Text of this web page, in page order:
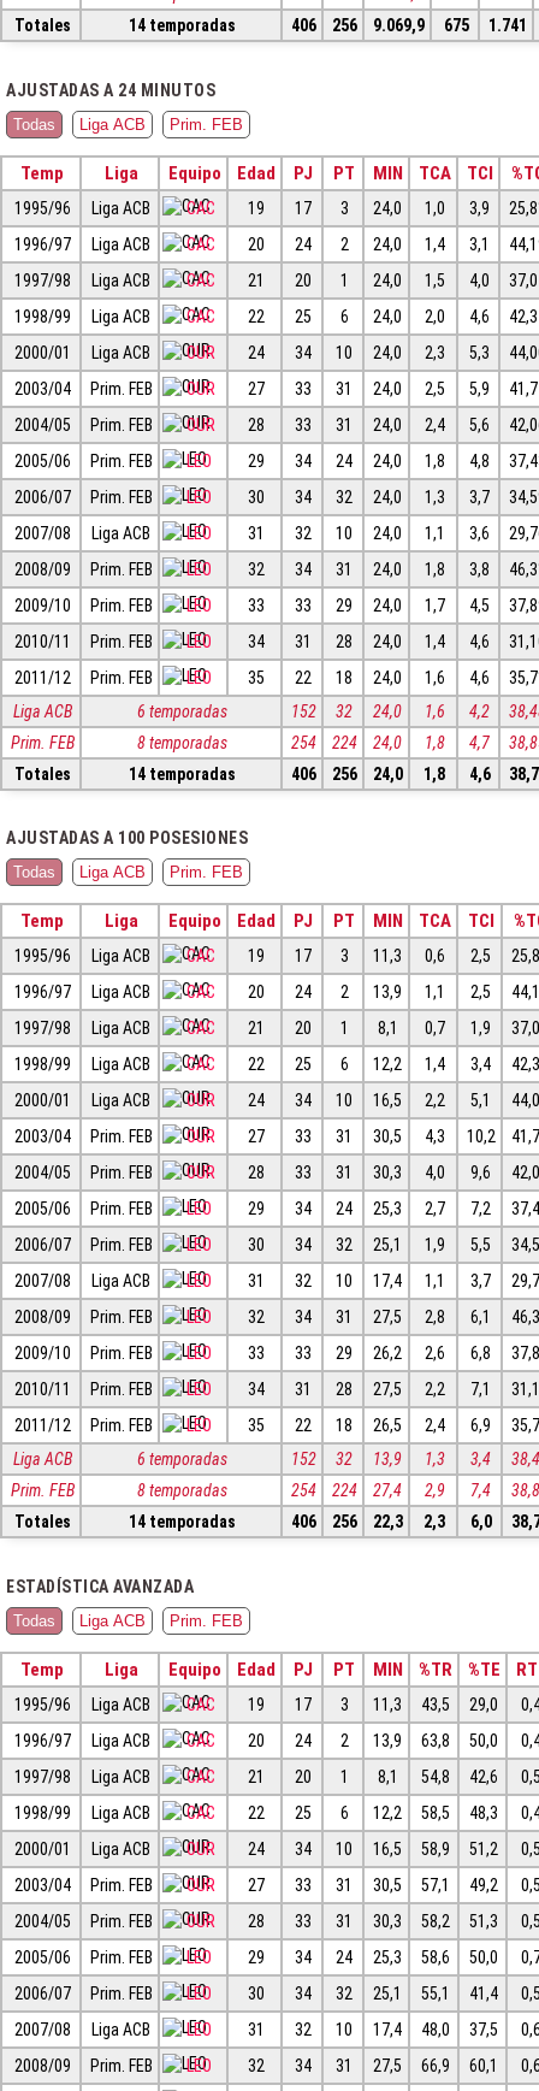
Totales
14 temporadas 406 256 9.069,9 675 1.741
AJUSTADAS A 24 MINUTOS
Todas Liga ACB Prim. FEB
Temp Liga Equipo Edad PJ PT MIN TCA TCI
1995/96 Liga ACB CAC 19 17 3 24,0 1,0 3,9
1996/97
Liga ACB CAC 20 24 2 24,0 1,4 3,1
1997/98
Liga ACB CAC 21 20 1 24,0 1,5 4,0
1998/99
Liga ACB CAC 22 25 6 24,0 2,0 4,6
2000/01
Liga ACB OUR 24 34 10 24,0 2,3 5,3
2003/04
Prim. FEB OUR 27 33 31 24,0 2,5 5,9
2004/05
Prim. FEB OUR 28 33 31 24,0 2,4 5,6
2005/06
Prim. FEB LEO 29 34 24 24,0 1,8 4,8
2006/07
Prim. FEB LEO 30 34 32 24,0 1,3 3,7
2007/08
Liga ACB LEO 31 32 10 24,0 1,1 3,6
2008/09
Prim. FEB LEO 32 34 31 24,0 1,8 3,8
2009/10
Prim. FEB LEO 33 33 29 24,0 1,7 4,5
2010/11
Prim. FEB LEO 34 31 28 24,0 1,4 4,6
2011/12
Prim. FEB LEO 35 22 18 24,0 1,6 4,6
Liga ACB
6 temporadas 152 32 24,0 1,6 4,2
Prim. FEB
8 temporadas 254 224 24,0 1,8 4,7
Totales
14 temporadas 406 256 24,0 1,8 4,6
AJUSTADAS A 100 POSESIONES
Todas Liga ACB Prim. FEB
Temp Liga Equipo Edad PJ PT MIN TCA TCI
1995/96 Liga ACB CAC 19 17 3 11,3 0,6 2,5
1996/97
Liga ACB CAC 20 24 2 13,9 1,1 2,5
1997/98
Liga ACB CAC 21 20 1 8,1 0,7 1,9
1998/99
Liga ACB CAC 22 25 6 12,2 1,4 3,4
2000/01
Liga ACB OUR 24 34 10 16,5 2,2 5,1
2003/04
Prim. FEB OUR 27 33 31 30,5 4,3 10,2
2004/05
Prim. FEB OUR 28 33 31 30,3 4,0 9,6
2005/06
Prim. FEB LEO 29 34 24 25,3 2,7 7,2
2006/07
Prim. FEB LEO 30 34 32 25,1 1,9 5,5
2007/08
Liga ACB LEO 31 32 10 17,4 1,1 3,7
2008/09
Prim. FEB LEO 32 34 31 27,5 2,8 6,1
2009/10
Prim. FEB LEO 33 33 29 26,2 2,6 6,8
2010/11
Prim. FEB LEO 34 31 28 27,5 2,2 7,1
2011/12
Prim. FEB LEO 35 22 18 26,5 2,4 6,9
Liga ACB
6 temporadas 152 32 13,9 1,3 3,4
Prim. FEB
8 temporadas 254 224 27,4 2,9 7,4
Totales
14 temporadas 406 256 22,3 2,3 6,0
ESTADÍSTICA AVANZADA
Todas Liga ACB Prim. FEB
Temp Liga Equipo Edad PJ PT MIN %TR %TE
1995/96 Liga ACB CAC 19 17 3 11,3 43,5 29,0
1996/97
Liga ACB CAC 20 24 2 13,9 63,8 50,0
1997/98
Liga ACB CAC 21 20 1 8,1 54,8 42,6
1998/99
Liga ACB CAC 22 25 6 12,2 58,5 48,3
2000/01
Liga ACB OUR 24 34 10 16,5 58,9 51,2
2003/04
Prim. FEB OUR 27 33 31 30,5 57,1 49,2
2004/05
Prim. FEB OUR 28 33 31 30,3 58,2 51,3
2005/06
Prim. FEB LEO 29 34 24 25,3 58,6 50,0
2006/07
Prim. FEB LEO 30 34 32 25,1 55,1 41,4
2007/08
Liga ACB LEO 31 32 10 17,4 48,0 37,5
2008/09
Prim. FEB LEO 32 34 31 27,5 66,9 60,1